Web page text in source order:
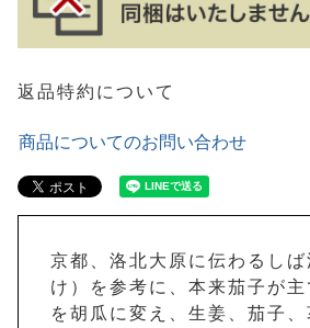
返品特約について
商品についてのお問い合わせ
京都、洛北大原に伝わるし
け）を参考に、本来茄子が
を胡瓜に変え、生姜、茄子